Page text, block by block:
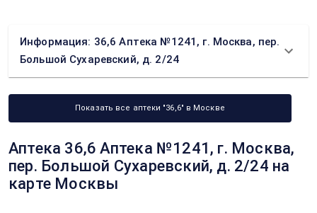
Информация: 36,6 Аптека №1241, г. Москва, пер.
Большой Сухаревский, д. 2/24
Показать все аптеки "36,6" в Москве
Аптека 36,6 Аптека №1241, г. Москва,
пер. Большой Сухаревский, д. 2/24 на
карте Москвы